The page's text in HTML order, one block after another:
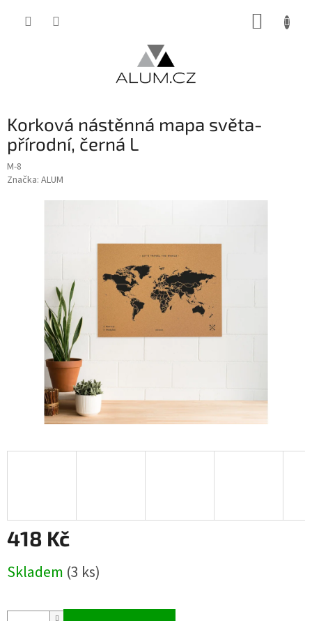
Korková nástěnná mapa světa-
přírodní, černá L
M-8
Značka: ALUM
418 Kč
cena:
Skladem (3 ks)